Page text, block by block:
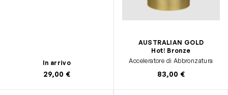
In arrivo
29,00 €
AUSTRALIAN GOLD
Hot! Bronze
Acceleratore di Abbronzatura
83,00 €